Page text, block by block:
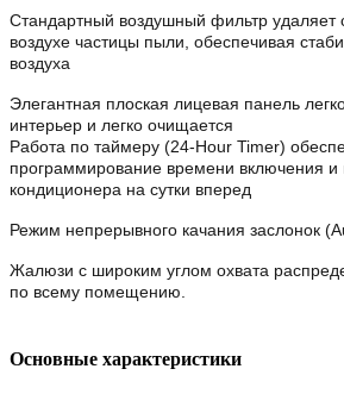
Стандартный воздушный фильтр удаляет
воздухе частицы пыли, обеспечивая
воздуха
Элегантная плоская лицевая панель
интерьер и легко очищается
Работа по таймеру (24-Hour Timer)
программирование времени включения и
кондиционера на сутки вперед
Режим непрерывного качания заслонок
Жалюзи с широким углом охвата
по всему помещению.
Основные характеристики